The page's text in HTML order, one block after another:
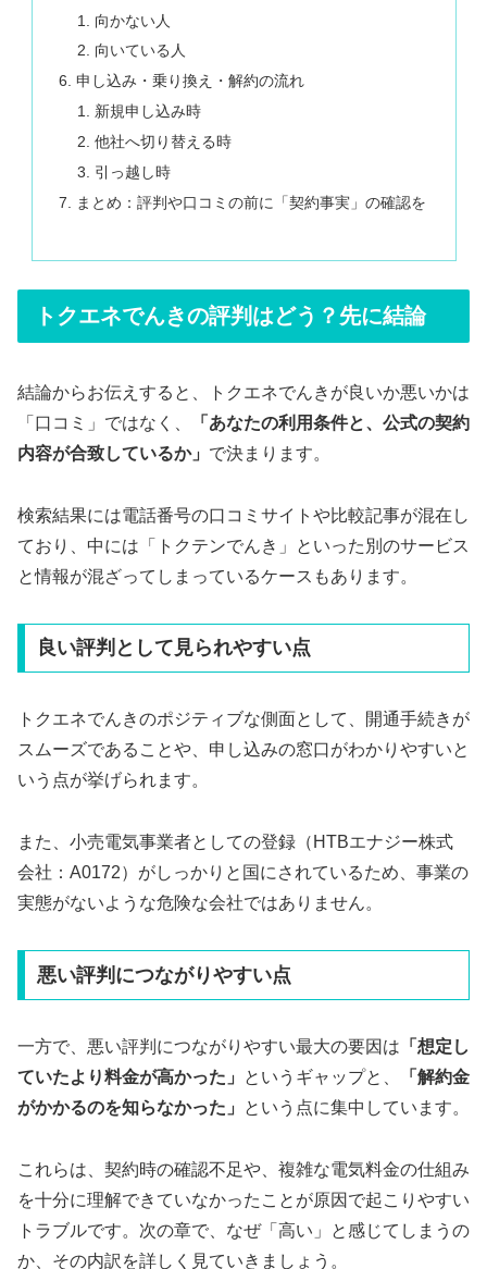
向かない人
向いている人
申し込み・乗り換え・解約の流れ
新規申し込み時
他社へ切り替える時
引っ越し時
まとめ：評判や口コミの前に「契約事実」の確認を
トクエネでんきの評判はどう？先に結論
結論からお伝えすると、トクエネでんきが良いか悪いかは
「口コミ」ではなく、
「あなたの利用条件と、公式の契約
内容が合致しているか」 で決まります。
検索結果には電話番号の口コミサイトや比較記事が混在し
ており、中には「トクテンでんき」といった別のサービス
と情報が混ざってしまっているケースもあります。
良い評判として見られやすい点
トクエネでんきのポジティブな側面として、開通手続きが
スムーズであることや、申し込みの窓口がわかりやすいと
いう点が挙げられます。
また、小売電気事業者としての登録（HTBエナジー株式
会社：A0172）がしっかりと国にされているため、事業の
実態がないような危険な会社ではありません。
悪い評判につながりやすい点
一方で、悪い評判につながりやすい最大の要因は 「想定し
ていたより料金が高かった」
というギャップと、
「解約金
がかかるのを知らなかった」
という点に集中しています。
これらは、契約時の確認不足や、複雑な電気料金の仕組み
を十分に理解できていなかったことが原因で起こりやすい
トラブルです。次の章で、なぜ「高い」と感じてしまうの
か、その内訳を詳しく見ていきましょう。